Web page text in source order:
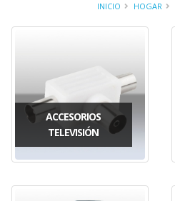
INICIO HOGAR
ACCESORIOS
TELEVISIÓN